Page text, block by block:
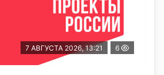
7 АВГУСТА 2026, 13:21 6